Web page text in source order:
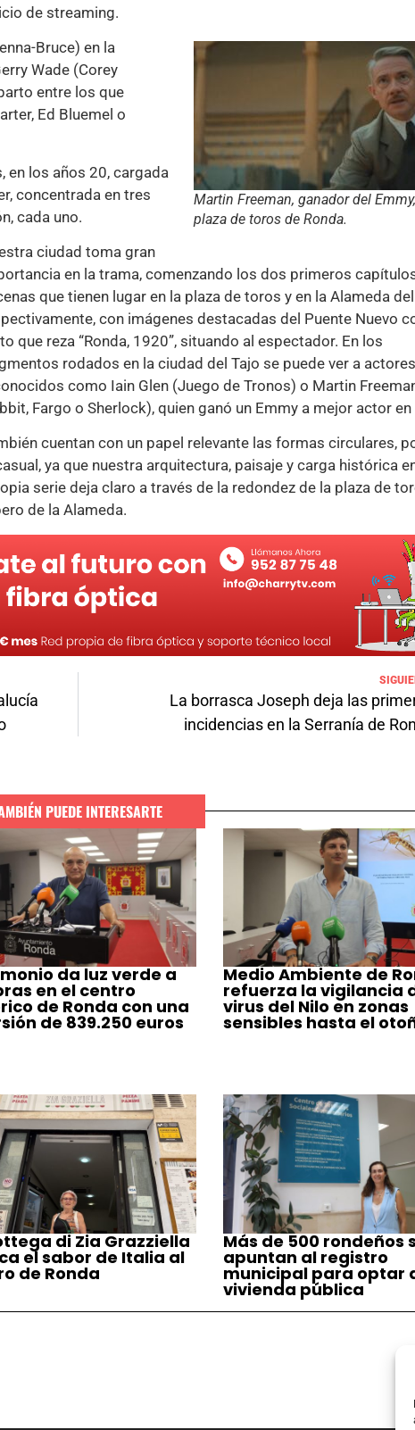
de streaming.
Martin Freeman, ganador del
plaza de toros de Ronda.
Bruce) en la
Wade (Corey
entre los que
Ed Bluemel o
en los años 20, cargada
concentrada en tres
cada uno.
ciudad toma gran
en la trama, comenzando los dos primeros
que tienen lugar en la plaza de toros y en la Alameda
con imágenes destacadas del Puente Nuevo
que reza “Ronda, 1920”, situando al espectador. En los
rodados en la ciudad del Tajo se puede ver a
como Iain Glen (Juego de Tronos) o Martin
Fargo o Sherlock), quien ganó un Emmy a mejor actor
cuentan con un papel relevante las formas circulares,
ya que nuestra arquitectura, paisaje y carga histórica
serie deja claro a través de la redondez de la plaza de
de la Alameda.
La borrasca Joseph deja las
incidencias en la Serranía de
PUEDE INTERESARTE
da luz verde a
en el centro
de Ronda con una
de 839.250 euros
Medio Ambiente de
refuerza la vigilancia
virus del Nilo en zonas
sensibles hasta el
di Zia Grazziella
el sabor de Italia al
de Ronda
Más de 500 rondeños
apuntan al registro
municipal para optar
vivienda pública